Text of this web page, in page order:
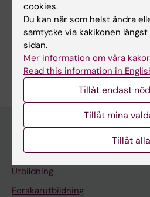
Bioinformatik (beräkningsbiologi)
10610)
Neurovetenskaper
Är du Prach Techameena?
Redigera din profil
Huvudmeny
Utbildning
Forskarutbildning
cookies.
Du kan när som helst ändra
samtycke via kakikonen
sidan.
Mer information om våra kakor
Read this information in
Tillåt endast
Tillåt mina
Tillåt alla